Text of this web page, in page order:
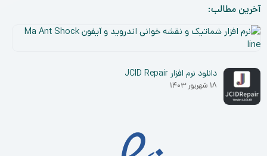
آخرین مطالب:
دانلود نرم افزار JCID Repair
۱۸ شهریور ۱۴۰۳